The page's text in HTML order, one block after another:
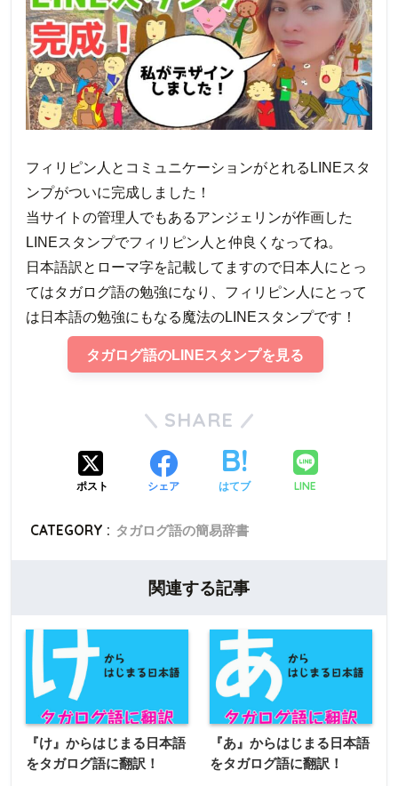
フィリピン人とコミュニケーションがとれるLINEスタ
ンプがついに完成しました！
当サイトの管理人でもあるアンジェリンが作画した
LINEスタンプでフィリピン人と仲良くなってね。
日本語訳とローマ字を記載してますので日本人にとっ
てはタガログ語の勉強になり、フィリピン人にとって
は日本語の勉強にもなる魔法のLINEスタンプです！
タガログ語のLINEスタンプを見る
SHARE
ポスト シェア はてブ LINE
CATEGORY : タガログ語の簡易辞書
関連する記事
『け』からはじまる日本語
をタガログ語に翻訳！
『あ』からはじまる日本語
をタガログ語に翻訳！